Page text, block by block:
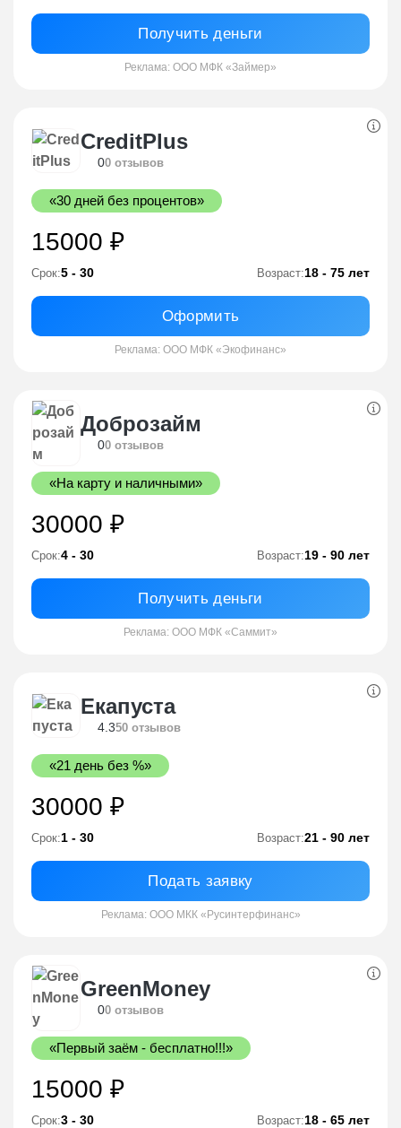
Получить деньги
Реклама: ООО МФК «Займер»
CreditPlus
00 отзывов
«30 дней без процентов»
15000 ₽
Срок:5 - 30 Возраст:18 - 75 лет
Оформить
Реклама: ООО МФК «Экофинанс»
Доброзайм
00 отзывов
«На карту и наличными»
30000 ₽
Срок:4 - 30 Возраст:19 - 90 лет
Получить деньги
Реклама: ООО МФК «Саммит»
Екапуста
4.350 отзывов
«21 день без %»
30000 ₽
Срок:1 - 30 Возраст:21 - 90 лет
Подать заявку
Реклама: ООО МКК «Русинтерфинанс»
GreenMoney
00 отзывов
«Первый заём - бесплатно!!!»
15000 ₽
Срок:3 - 30 Возраст:18 - 65 лет